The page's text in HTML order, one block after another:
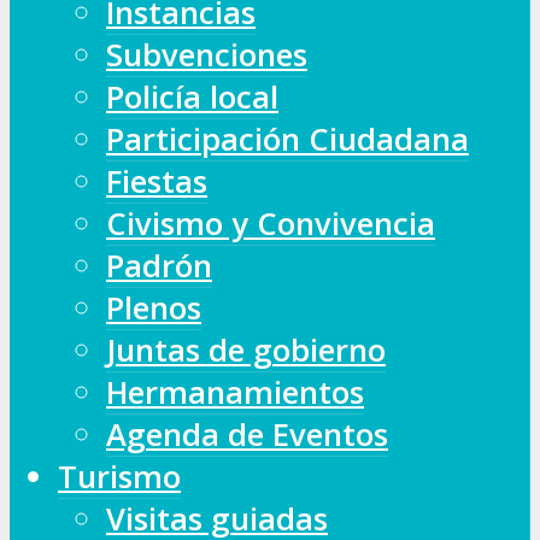
Instancias
Subvenciones
Policía local
Participación Ciudadana
Fiestas
Civismo y Convivencia
Padrón
Plenos
Juntas de gobierno
Hermanamientos
Agenda de Eventos
Turismo
Visitas guiadas